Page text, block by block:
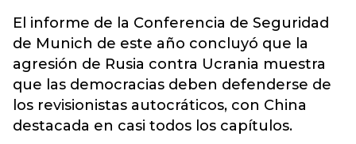
El informe de la Conferencia de Seguridad
de Munich de este año concluyó que la
agresión de Rusia contra Ucrania muestra
que las democracias deben defenderse de
los revisionistas autocráticos, con China
destacada en casi todos los capítulos.